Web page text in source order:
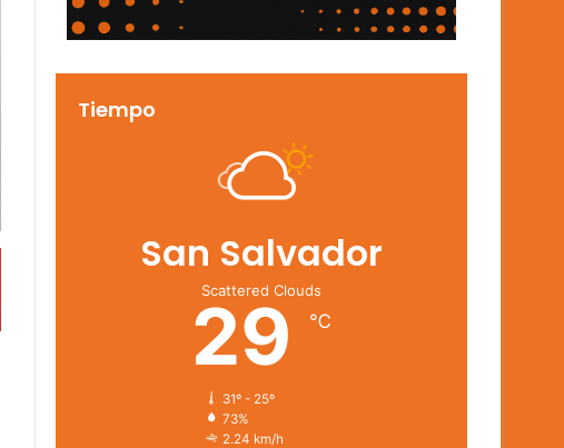
Tiempo
San Salvador
Scattered Clouds
29 ℃
31º - 25º
73%
2.24 km/h